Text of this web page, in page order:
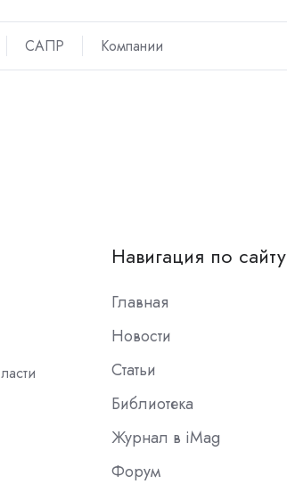
САПР Компании
Навигация по сайту
Главная
Новости
Статьи
Библиотека
Журнал в iMag
Форум